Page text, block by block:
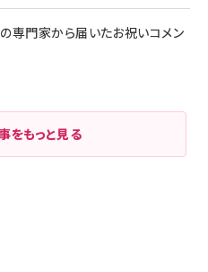
専門家から届いたお祝いコメン
をもっと見る